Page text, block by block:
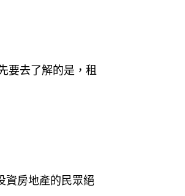
要去了解的是，租
資房地產的民眾絕